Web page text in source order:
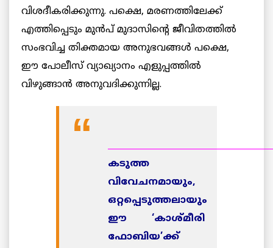
വിശദീകരിക്കുന്നു. പക്ഷെ, മരണത്തിലേക്ക്
എത്തിപ്പെടും മുന്‍പ് മുദാസിന്റെ ജീവിതത്തില്‍
സംഭവിച്ച തിക്തമായ അനുഭവങ്ങള്‍ പക്ഷെ,
ഈ പോലീസ് വ്യാഖ്യാനം എളുപ്പത്തില്‍
വിഴുങ്ങാന്‍ അനുവദിക്കുന്നില്ല.
കടുത്ത
വിവേചനമായും,
ഒറ്റപ്പെടുത്തലായും
ഈ ‘കാശ്മീരി
ഫോബിയ’ക്ക്